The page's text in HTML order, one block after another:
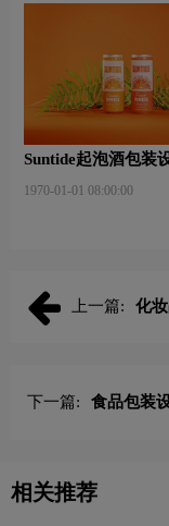
Suntide起泡酒包装
1970-01-01 08:00:00
上一篇:
化
下一篇:
食品包装
相关推荐